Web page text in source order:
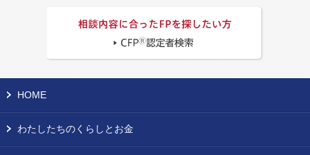
HOME
わたしたちのくらしとお金